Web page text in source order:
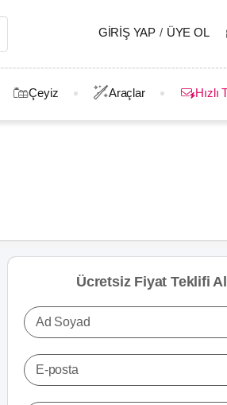
GIRIŞ YAP / ÜYE OL
Çeyiz Araçlar Hızlı
Ücretsiz Fiyat Teklifi
Ad Soyad
E-posta